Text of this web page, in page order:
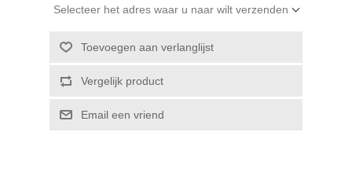
Selecteer het adres waar u naar wilt verzenden
Toevoegen aan verlanglijst
Vergelijk product
Email een vriend